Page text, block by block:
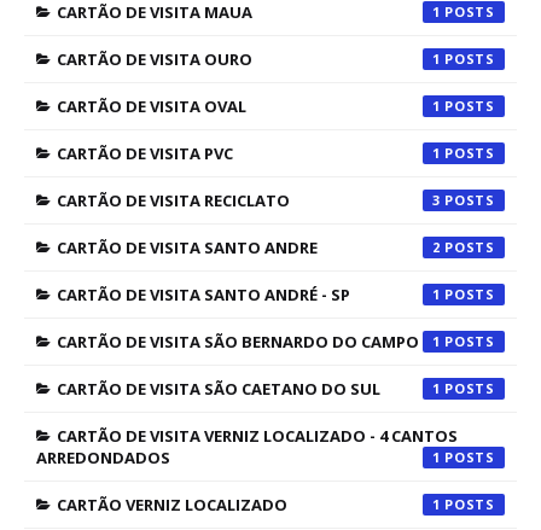
CARTÃO DE VISITA MAUA 1
CARTÃO DE VISITA OURO 1
CARTÃO DE VISITA OVAL 1
CARTÃO DE VISITA PVC 1
CARTÃO DE VISITA RECICLATO 3
CARTÃO DE VISITA SANTO ANDRE 2
CARTÃO DE VISITA SANTO ANDRÉ - SP 1
CARTÃO DE VISITA SÃO BERNARDO DO CAMPO 1
CARTÃO DE VISITA SÃO CAETANO DO SUL 1
CARTÃO DE VISITA VERNIZ LOCALIZADO - 4 CANTOS
ARREDONDADOS
1
CARTÃO VERNIZ LOCALIZADO 1